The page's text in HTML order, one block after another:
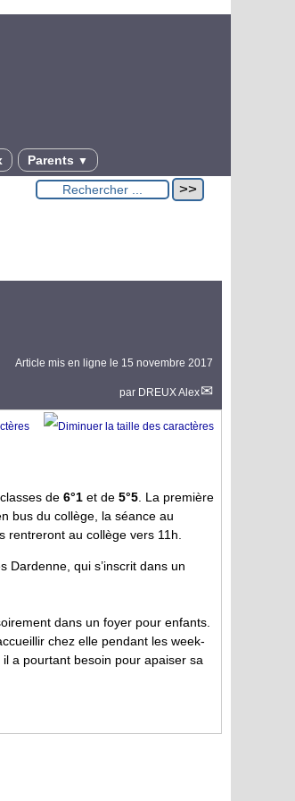
Parents ▼
Article mis en ligne le 15 novembre 2017
par DREUX Alex
de 6°1 et de 5°5 . La première
bus du collège, la séance au
rentreront au collège vers 11h.
qui s’inscrit dans un
dans un foyer pour enfants.
chez elle pendant les week-
a pourtant besoin pour apaiser sa